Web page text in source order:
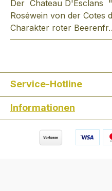
Der Chateau D'Esclans
Roséwein von der Cotes
Charakter roter
Service-Hotline
Informationen